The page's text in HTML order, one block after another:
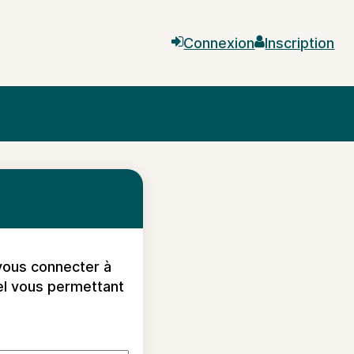
ConnexionInscription
connecter à
vous permettant